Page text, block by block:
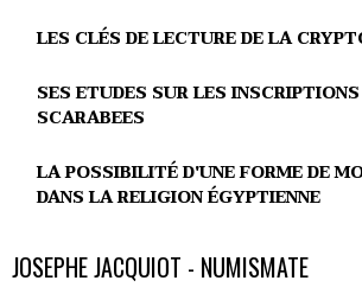
LES CLÉS DE LECTURE DE LA
SES ETUDES SUR LES
SCARABEES
LA POSSIBILITÉ D'UNE FORME DE
DANS LA RELIGION ÉGYPTIENNE
JOSEPHE JACQUIOT - NUMISMATE